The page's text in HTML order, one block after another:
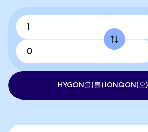
HYGON을(를) IONQON(으